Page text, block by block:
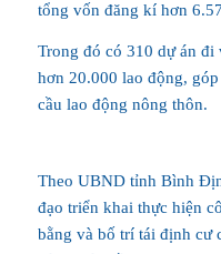
tổng vốn đăng kí hơn
Trong đó có 310 dự án
hơn 20.000 lao động,
cầu lao động nông thôn.
Theo UBND tỉnh Bình
đạo triển khai thực hiện
bằng và bố trí tái định cư